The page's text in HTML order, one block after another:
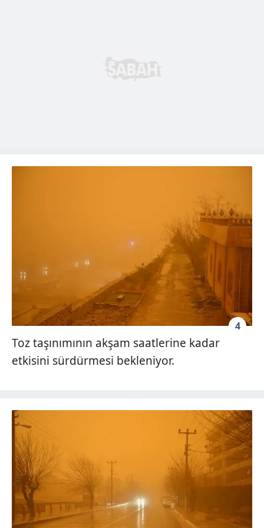
hazırlanmış Aydınlatma Metnimizi okumak ve sitemizde
ilgili mevzuata uygun olarak kullanılan çerezlerle ilgili bilgi
4
Toz taşınımının akşam saatlerine kadar
etkisini sürdürmesi bekleniyor.